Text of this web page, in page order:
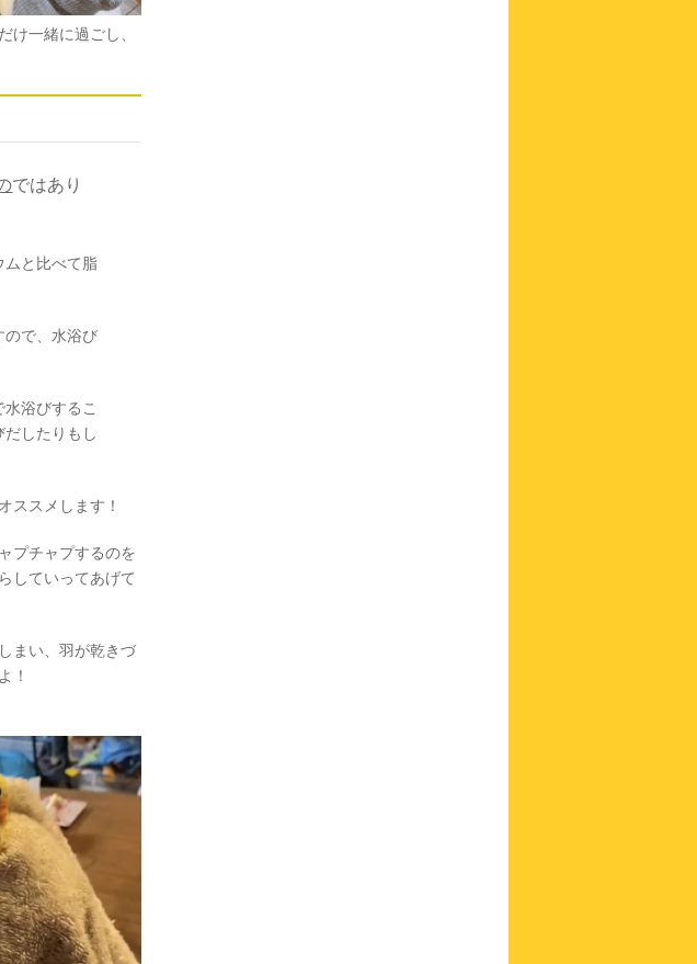
け一緒に過ごし、
ではあり
ムと比べて脂
ので、水浴び
水浴びするこ
したりもし
ススメします！
プチャプするのを
していってあげて
まい、羽が乾きづ
！